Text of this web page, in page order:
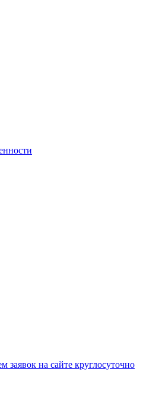
на сайте круглосуточно